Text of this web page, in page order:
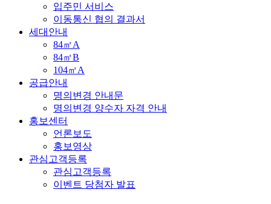
입주민 서비스
이동통신 협의 결과서
세대안내
84㎡A
84㎡B
104㎡A
공급안내
명의변경 안내문
명의변경 양수자 자격 안내
홍보센터
언론보도
홍보영상
관심고객등록
관심고객등록
이벤트 당첨자 발표